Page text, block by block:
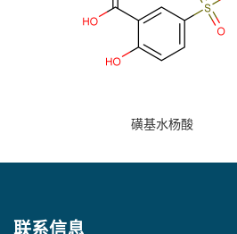
磺基水杨酸
联系信息